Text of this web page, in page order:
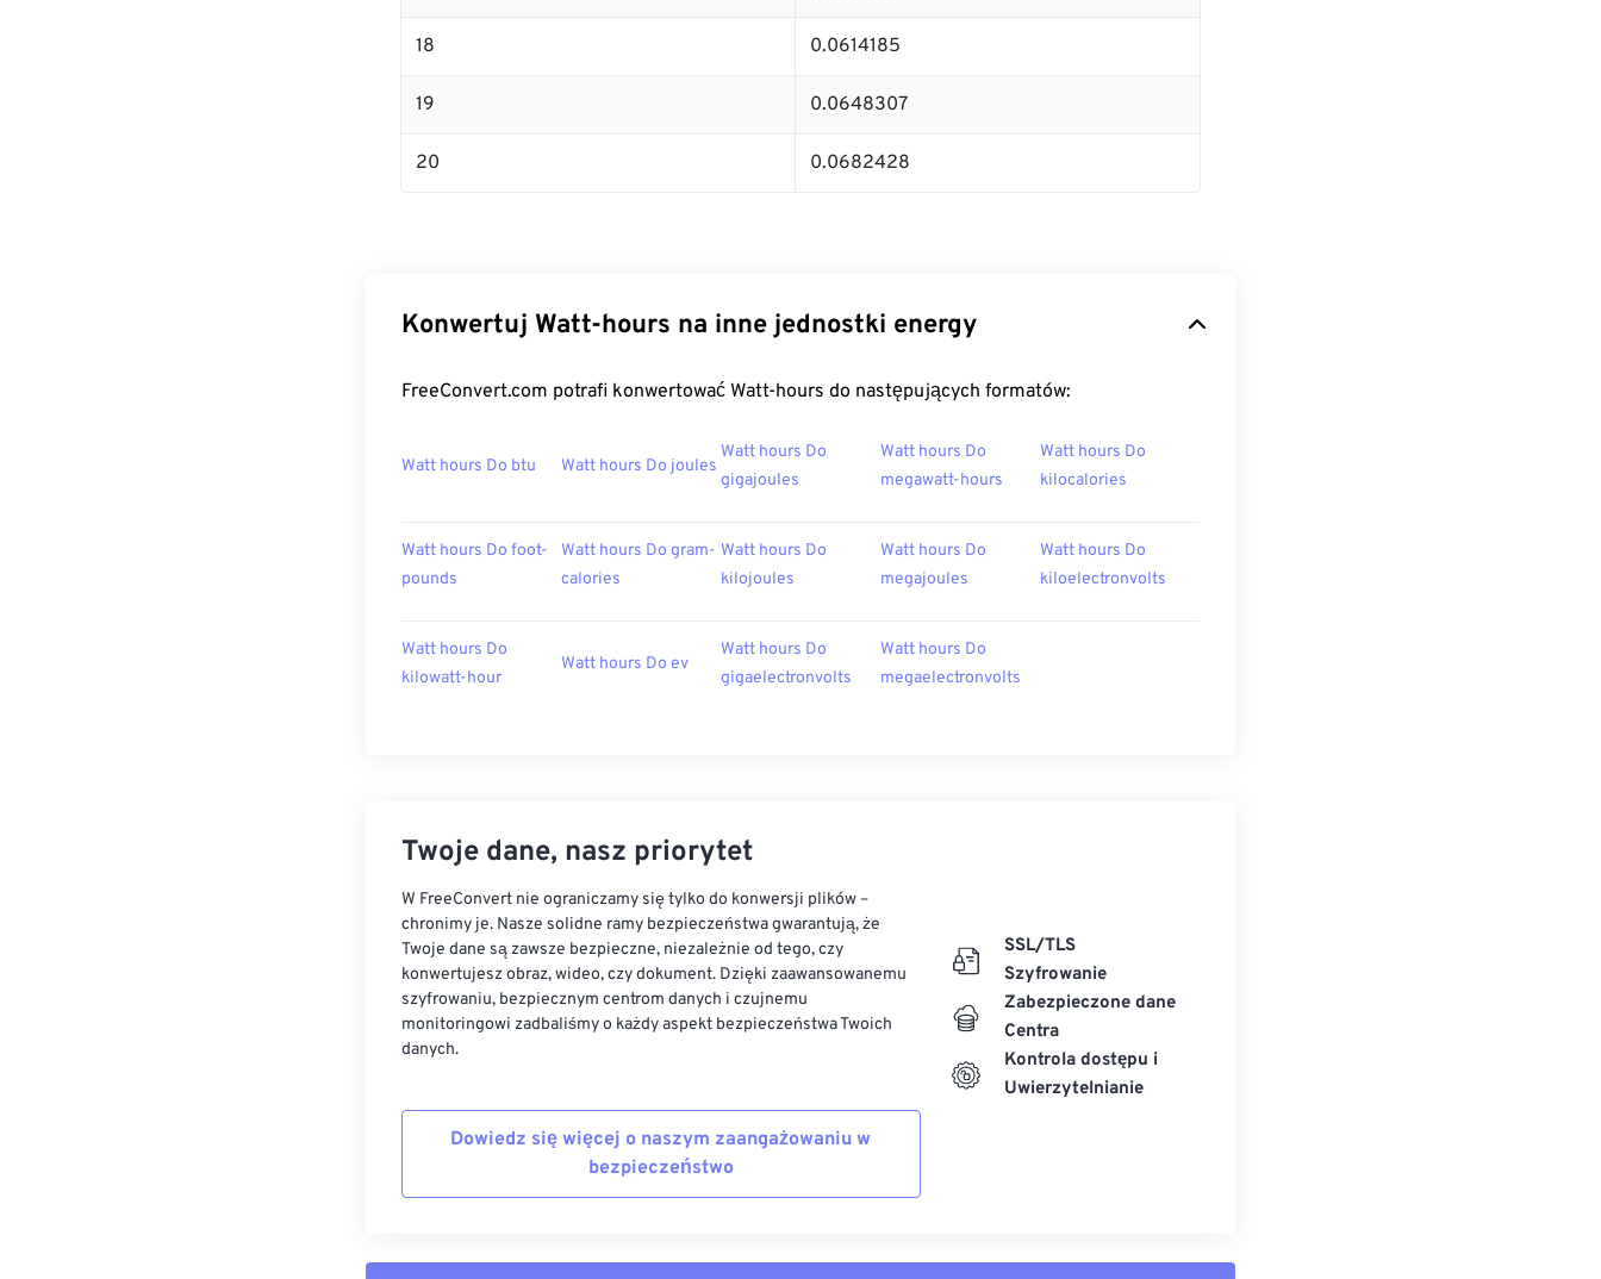
18 0.0614185
19 0.0648307
20 0.0682428
Konwertuj Watt-hours na inne jednostki energy
FreeConvert.com potrafi konwertować Watt-hours do następujących formatów:
Watt hours Do btu Watt hours Do joules
Watt hours Do
gigajoules
Watt hours Do
megawatt-hours
Watt hours Do
kilocalories
Watt hours Do foot-
pounds
Watt hours Do gram-
calories
Watt hours Do
kilojoules
Watt hours Do
megajoules
Watt hours Do
kiloelectronvolts
Watt hours Do
kilowatt-hour
Watt hours Do ev
Watt hours Do
gigaelectronvolts
Watt hours Do
megaelectronvolts
Twoje dane, nasz priorytet
W FreeConvert nie ograniczamy się tylko do konwersji plików –
chronimy je. Nasze solidne ramy bezpieczeństwa gwarantują, że
Twoje dane są zawsze bezpieczne, niezależnie od tego, czy
konwertujesz obraz, wideo, czy dokument. Dzięki zaawansowanemu
szyfrowaniu, bezpiecznym centrom danych i czujnemu
monitoringowi zadbaliśmy o każdy aspekt bezpieczeństwa Twoich
danych.
Dowiedz się więcej o naszym zaangażowaniu w
bezpieczeństwo
SSL/TLS
Szyfrowanie
Zabezpieczone dane
Centra
Kontrola dostępu i
Uwierzytelnianie